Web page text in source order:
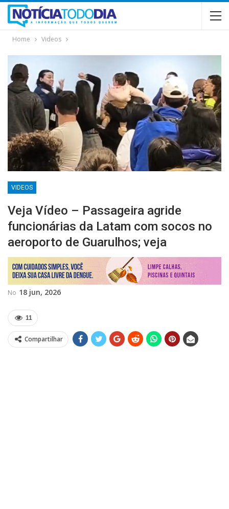
Home Videos
VIDEOS
Veja Vídeo – Passageira agride
funcionárias da Latam com socos no
aeroporto de Guarulhos; veja
No 18 jun, 2026
11
Compartilhar